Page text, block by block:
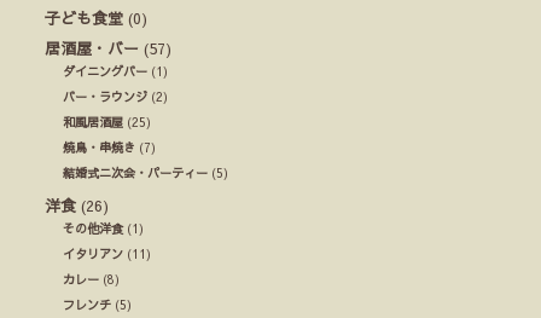
子ども食堂 (0)
居酒屋・バー (57)
ダイニングバー (1)
バー・ラウンジ (2)
和風居酒屋 (25)
焼鳥・串焼き (7)
結婚式ニ次会・パーティー (5)
洋食 (26)
その他洋食(1)
イタリアン (11)
カレー (8)
フレンチ (5)